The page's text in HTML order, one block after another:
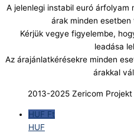
A jelenlegi instabil euró árfolyam
árak minden
Kérjük vegye figyelembe,
leadása
Az árajánlatkérésekre minden
árakkal
2013-2025 Zericom
HUF Ft
HUF